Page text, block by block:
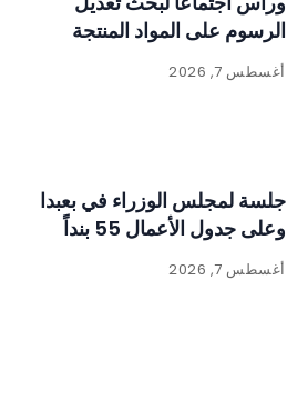
الرسوم على المواد المنتجة
للنفايات
أغسطس 7, 2026
جلسة لمجلس الوزراء في بعبدا
وعلى جدول الأعمال 55 بنداً
أغسطس 7, 2026